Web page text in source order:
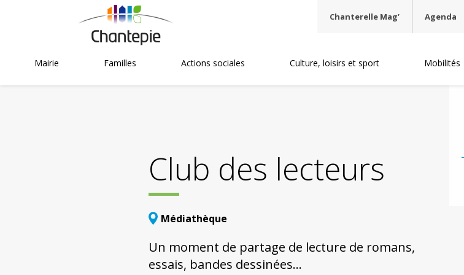
Chanterelle Mag’ Agenda
Mairie Familles Actions sociales Culture, loisirs et sport Mobilités
Club des lecteurs
Médiathèque
Un moment de partage de lecture de romans,
essais, bandes dessinées...